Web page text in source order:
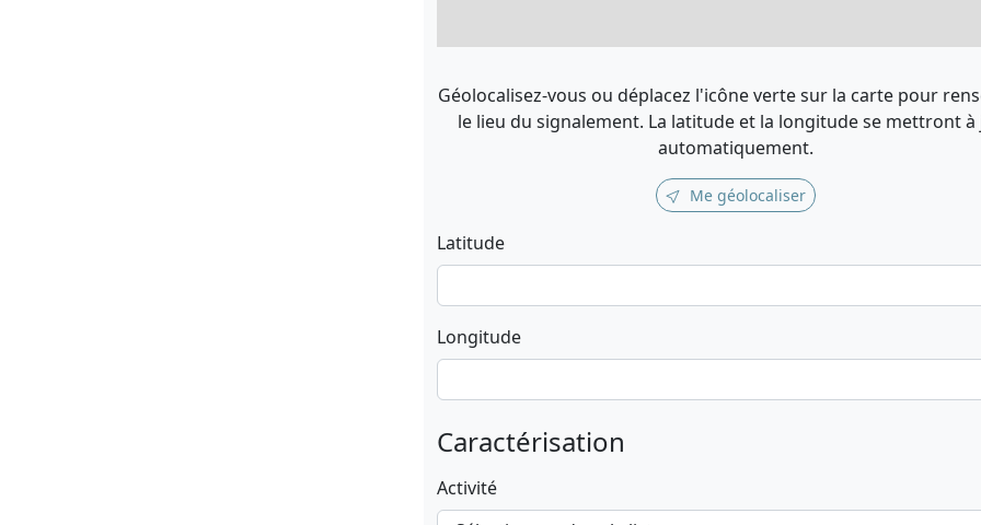
Géolocalisez-vous ou déplacez l'icône verte sur la carte pour
le lieu du signalement. La latitude et la longitude se mettront
automatiquement.
Me géolocaliser
Latitude
Longitude
Caractérisation
Activité